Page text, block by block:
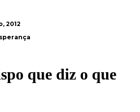
2012
que diz o que